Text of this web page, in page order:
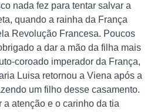
nada fez para tentar salvar a
quando a rainha da França
Revolução Francesa. Poucos
a dar a mão da filha mais
coroado imperador da França,
Luisa retornou a Viena após a
um filho desse casamento.
atenção e o carinho da tia